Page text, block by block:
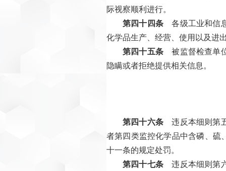
际视察顺利进行。
第四十四条 各级工业和信
化学品生产、经营、使用以及进
第四十五条 被监督检查单
隐瞒或者拒绝提供相关信息。
第四十六条 违反本细则第
者第四类监控化学品中含磷、硫
十一条的规定处罚。
第四十七条 违反本细则第